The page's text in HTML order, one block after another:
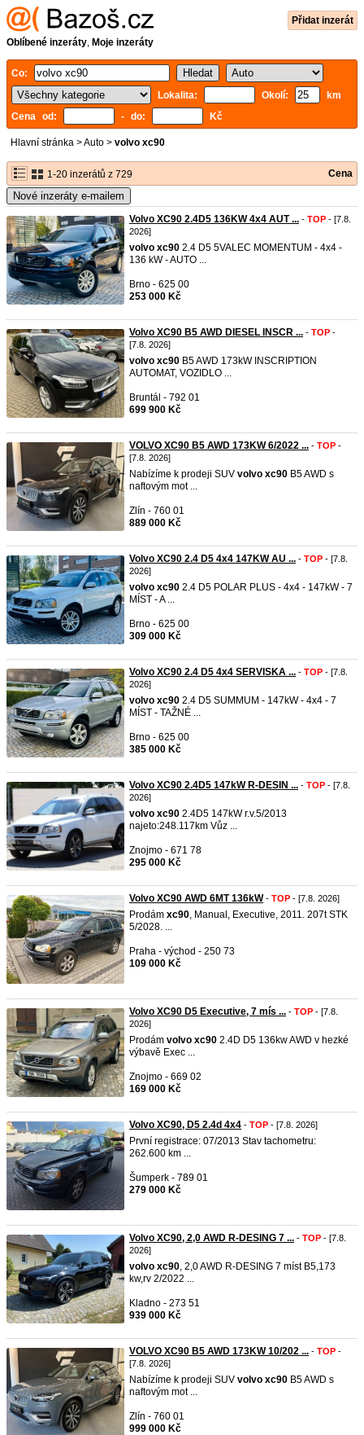
Přidat inzerát
Oblíbené inzeráty, Moje inzeráty
Co:
Lokalita:
Okolí:
km
Cena od:
- do: Kč
Hlavní stránka >Auto > volvo xc90
1-20 inzerátů z 729 Cena
Nové inzeráty e-mailem
Volvo XC90 2.4D5 136KW 4x4 AUT ... - TOP - [7.8.
2026]
volvo xc90 2.4 D5 5VALEC MOMENTUM - 4x4 -
136 kW - AUTO ...
Brno - 625 00
253 000 Kč
Volvo XC90 B5 AWD DIESEL INSCR ... - TOP -
[7.8. 2026]
volvo xc90 B5 AWD 173kW INSCRIPTION
AUTOMAT, VOZIDLO ...
Bruntál - 792 01
699 900 Kč
VOLVO XC90 B5 AWD 173KW 6/2022 ... - TOP -
[7.8. 2026]
Nabízíme k prodeji SUV volvo xc90 B5 AWD s
naftovým mot ...
Zlín - 760 01
889 000 Kč
Volvo XC90 2.4 D5 4x4 147KW AU ... - TOP - [7.8.
2026]
volvo xc90 2.4 D5 POLAR PLUS - 4x4 - 147kW - 7
MÍST - A ...
Brno - 625 00
309 000 Kč
Volvo XC90 2.4 D5 4x4 SERVISKA ... - TOP - [7.8.
2026]
volvo xc90 2.4 D5 SUMMUM - 147kW - 4x4 - 7
MÍST - TAŽNÉ ...
Brno - 625 00
385 000 Kč
Volvo XC90 2.4D5 147kW R-DESIN ... - TOP - [7.8.
2026]
volvo xc90 2.4D5 147kW r.v.5/2013
najeto:248.117km Vůz ...
Znojmo - 671 78
295 000 Kč
Volvo XC90 AWD 6MT 136kW- TOP - [7.8. 2026]
Prodám xc90, Manual, Executive, 2011. 207t STK
5/2028. ...
Praha - východ - 250 73
109 000 Kč
Volvo XC90 D5 Executive, 7 mís ... - TOP - [7.8.
2026]
Prodám volvo xc90 2.4D D5 136kw AWD v hezké
výbavě Exec ...
Znojmo - 669 02
169 000 Kč
Volvo XC90, D5 2.4d 4x4 - TOP - [7.8. 2026]
První registrace: 07/2013 Stav tachometru:
262.600 km ...
Šumperk - 789 01
279 000 Kč
Volvo XC90, 2,0 AWD R-DESING 7 ... - TOP - [7.8.
2026]
volvo xc90, 2,0 AWD R-DESING 7 míst B5,173
kw,rv 2/2022 ...
Kladno - 273 51
939 000 Kč
VOLVO XC90 B5 AWD 173KW 10/202 ... - TOP -
[7.8. 2026]
Nabízíme k prodeji SUV volvo xc90 B5 AWD s
naftovým mot ...
Zlín - 760 01
999 000 Kč